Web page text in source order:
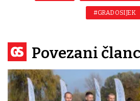
#GRAD OSIJEK
Povezani